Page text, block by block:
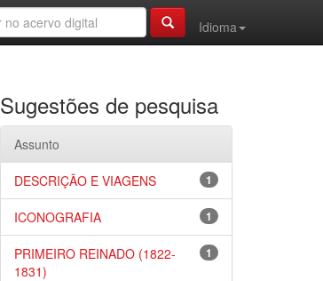
Idioma
Sugestões de pesquisa
Assunto
1
DESCRIÇÃO E VIAGENS
1
ICONOGRAFIA
1
PRIMEIRO REINADO (1822-
1831)